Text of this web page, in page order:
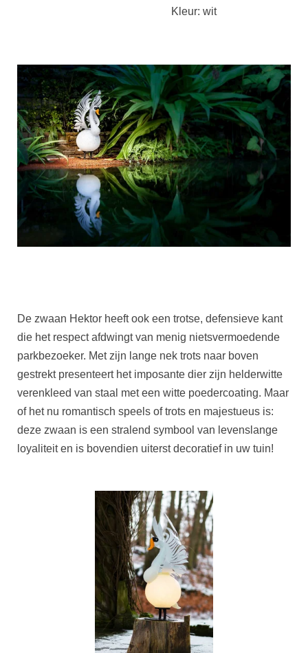
Kleur: wit
De zwaan Hektor heeft ook een trotse, defensieve kant
die het respect afdwingt van menig nietsvermoedende
parkbezoeker. Met zijn lange nek trots naar boven
gestrekt presenteert het imposante dier zijn helderwitte
verenkleed van staal met een witte poedercoating. Maar
of het nu romantisch speels of trots en majestueus is:
deze zwaan is een stralend symbool van levenslange
loyaliteit en is bovendien uiterst decoratief in uw tuin!